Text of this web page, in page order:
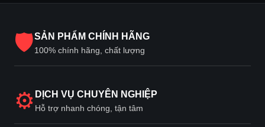
🛡SẢN PHẨM CHÍNH HÃNG
100% chính hãng, chất lượng
⚙ DỊCH VỤ CHUYÊN NGHIỆP
Hỗ trợ nhanh chóng, tận tâm